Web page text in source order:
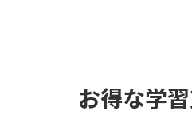
お得な学